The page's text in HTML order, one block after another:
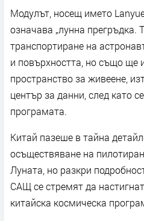
Модулът, носещ името
означава „лунна прегръдка.
транспортиране на
и повърхността, но също ще
пространство за живеене,
център за данни, след като
програмата.
Китай пазеше в тайна
осъществяване на
Луната, но разкри
САЩ се стремят да
китайска космическа